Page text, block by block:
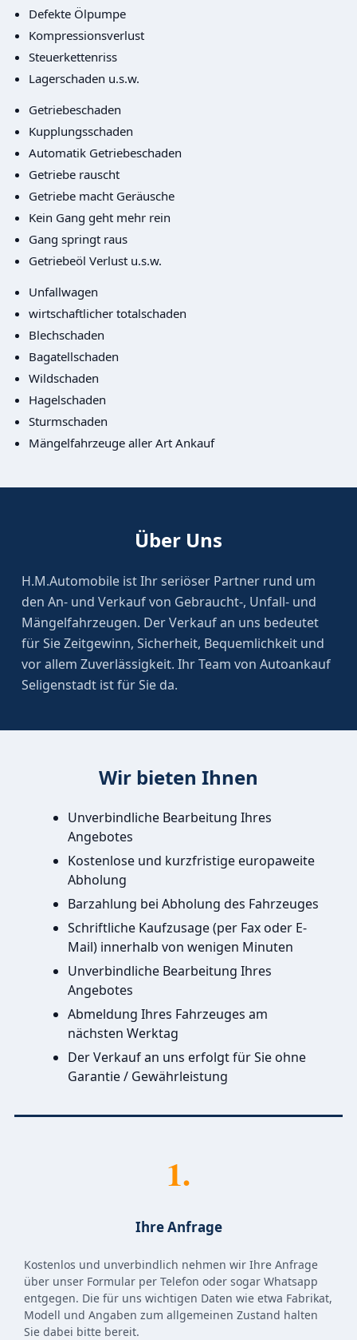
Defekte Ölpumpe
Kompressionsverlust
Steuerkettenriss
Lagerschaden u.s.w.
Getriebeschaden
Kupplungsschaden
Automatik Getriebeschaden
Getriebe rauscht
Getriebe macht Geräusche
Kein Gang geht mehr rein
Gang springt raus
Getriebeöl Verlust u.s.w.
Unfallwagen
wirtschaftlicher totalschaden
Blechschaden
Bagatellschaden
Wildschaden
Hagelschaden
Sturmschaden
Mängelfahrzeuge aller Art Ankauf
Über Uns
H.M.Automobile ist Ihr seriöser Partner rund um
den An- und Verkauf von Gebraucht-, Unfall- und
Mängelfahrzeugen. Der Verkauf an uns bedeutet
für Sie Zeitgewinn, Sicherheit, Bequemlichkeit und
vor allem Zuverlässigkeit. Ihr Team von Autoankauf
Seligenstadt ist für Sie da.
Wir bieten Ihnen
Unverbindliche Bearbeitung Ihres
Angebotes
Kostenlose und kurzfristige europaweite
Abholung
Barzahlung bei Abholung des Fahrzeuges
Schriftliche Kaufzusage (per Fax oder E-
Mail) innerhalb von wenigen Minuten
Unverbindliche Bearbeitung Ihres
Angebotes
Abmeldung Ihres Fahrzeuges am
nächsten Werktag
Der Verkauf an uns erfolgt für Sie ohne
Garantie / Gewährleistung
1.
Ihre Anfrage
Kostenlos und unverbindlich nehmen wir Ihre Anfrage
über unser Formular per Telefon oder sogar Whatsapp
entgegen. Die für uns wichtigen Daten wie etwa Fabrikat,
Modell und Angaben zum allgemeinen Zustand halten
Sie dabei bitte bereit.